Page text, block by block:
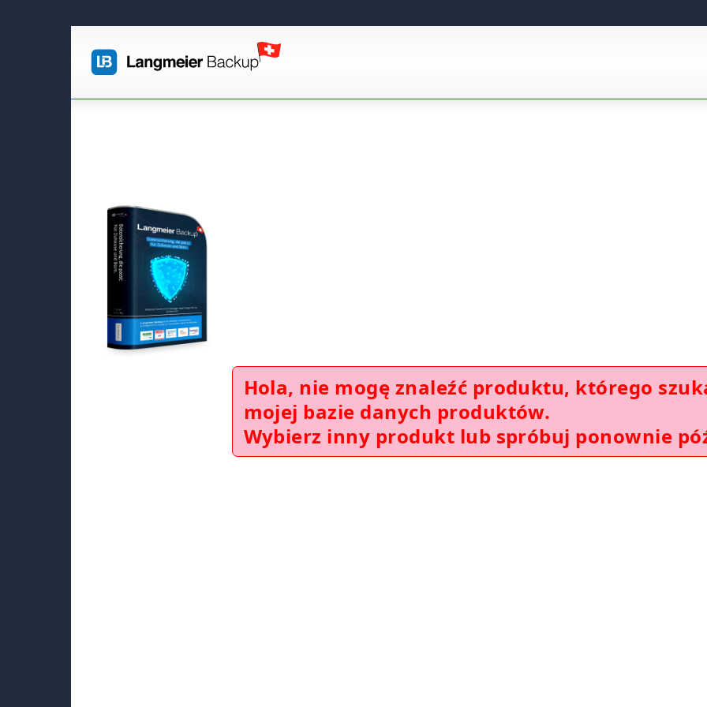
Hola, nie mogę znaleźć produktu, którego
mojej bazie danych produktów.
Wybierz inny produkt lub spróbuj ponownie